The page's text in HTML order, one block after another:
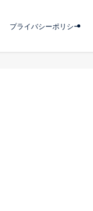
プライバシーポリシー